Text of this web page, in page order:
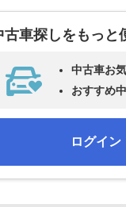
古車探しをもっと
中古車お
おすすめ
ログイン